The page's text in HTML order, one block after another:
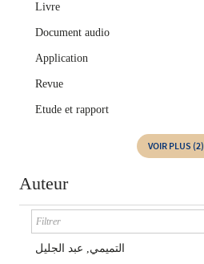
Livre
Document audio
Application
Revue
Etude et rapport
VOIR PLUS (2)
Auteur
التميمي, عبد الجليل‏